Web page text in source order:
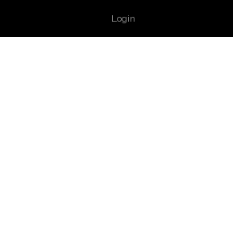
Login